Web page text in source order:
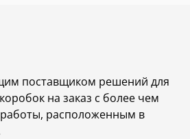
поставщиком решений для
на заказ с более чем
расположенным в